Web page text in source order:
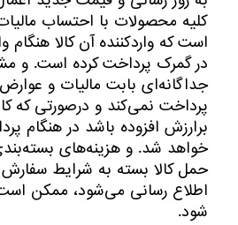
کلیه محصولات با احتساب
است که وارد‌کننده آن کالا هنگام
در گمرک پرداخت کرده است. و
جداگانه‌‏ای بابت مالیات و
پرداخت نمی‏‌کند و درصورتی که
برارزش افزوده باشد در هنگام
خواهد شد. و هزینه‏‌های
حمل کالا بسته به شرایط
اطلاع‌ ‏رسانی می‌‏شود، ممکن
شود.